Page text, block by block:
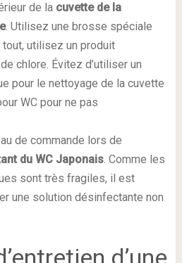
de la cuvette de la
. Utilisez une brosse spéciale
utilisez un produit
chlore. Évitez d’utiliser un
pour le nettoyage de la cuvette
WC pour ne pas
de commande lors de
du WC Japonais. Comme les
sont très fragiles, il est
une solution désinfectante non